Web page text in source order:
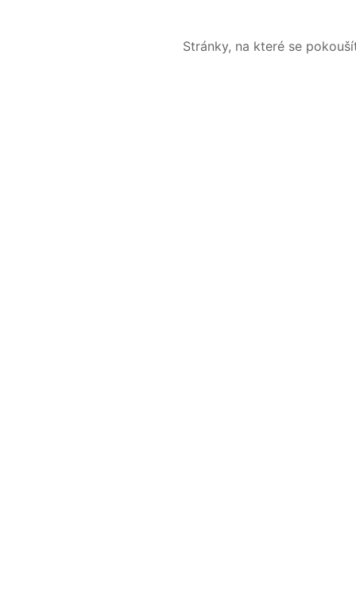
Stránky, na které se